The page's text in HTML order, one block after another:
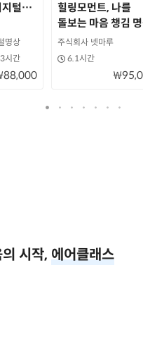
털명상
명상
시간
힐링모먼트, 나를
돌보는 마음 챙김
주식회사 넷마루
6.1시간
시작, 에어클래스